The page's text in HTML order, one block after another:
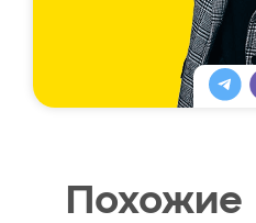
Похожие